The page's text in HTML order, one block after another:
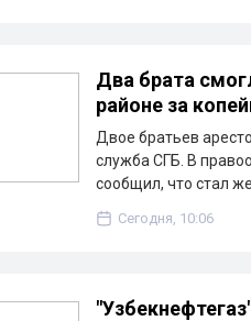
Два брата
районе за
Двое братьев
служба СГБ. В
сообщил, что стал
Сегодня, 10:06